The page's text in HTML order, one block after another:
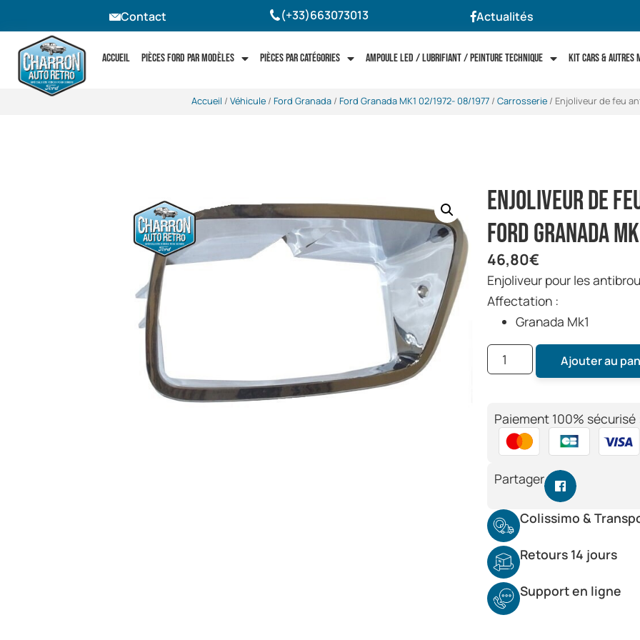
Contact (+33)663073013 Actualités
Accueil Pièces Ford par modèles Pièces par catégories Ampoule LED / Lubrifiant / Peinture technique Kit cars & autres
Accueil / Véhicule / Ford Granada / Ford Granada MK1 02/1972- 08/1977 / Carrosserie / Enjoliveur de feu
Enjoliveur de
Ford Granada
46,80€
Enjoliveur pour les
Affectation :
Granada Mk1
Ajouter au
Paiement 100% sécurisé
Partager
Colissimo &
Retours 14 jours
Support en ligne